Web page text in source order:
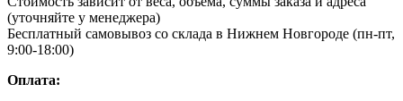
(уточняйте у менеджера)
Бесплатный самовывоз со склада в Нижнем Новгороде (пн-пт,
9:00-18:00)
Оплата: